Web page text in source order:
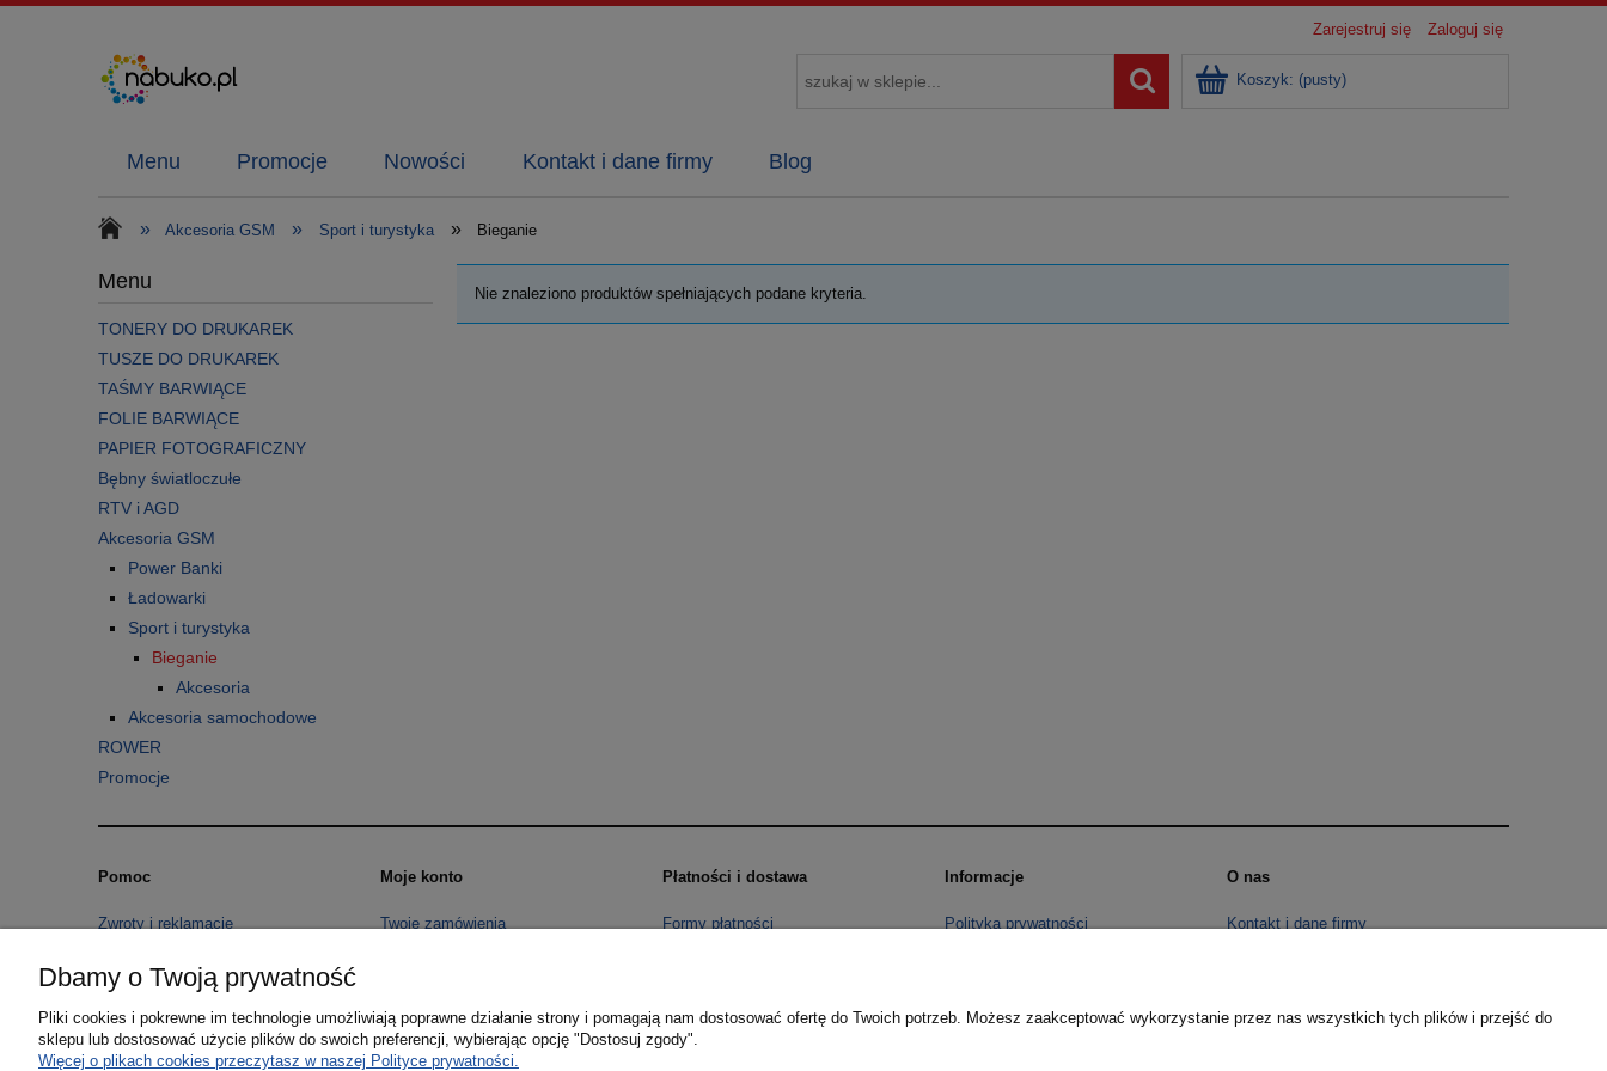
Zarejestruj się Zaloguj się
Koszyk: (pusty)
Menu Promocje Nowości Kontakt i dane firmy Blog
» Akcesoria GSM » Sport i turystyka » Bieganie
Menu
TONERY DO DRUKAREK
TUSZE DO DRUKAREK
TAŚMY BARWIĄCE
FOLIE BARWIĄCE
PAPIER FOTOGRAFICZNY
Bębny światloczułe
RTV i AGD
Akcesoria GSM
Power Banki
Ładowarki
Sport i turystyka
Bieganie
Akcesoria
Akcesoria samochodowe
ROWER
Promocje
Nie znaleziono produktów spełniających podane kryteria.
Pomoc
Zwroty i reklamacje
Moje konto
Twoje zamówienia
Płatności i dostawa
Formy płatności
Informacje
Polityka prywatności
O nas
Kontakt i dane firmy
Dbamy o Twoją prywatność
Pliki cookies i pokrewne im technologie umożliwiają poprawne działanie strony i pomagają nam dostosować ofertę do Twoich potrzeb. Możesz zaakceptować wykorzystanie przez nas wszystkich tych plików i przejść do
sklepu lub dostosować użycie plików do swoich preferencji, wybierając opcję "Dostosuj zgody".
Więcej o plikach cookies przeczytasz w naszej Polityce prywatności.